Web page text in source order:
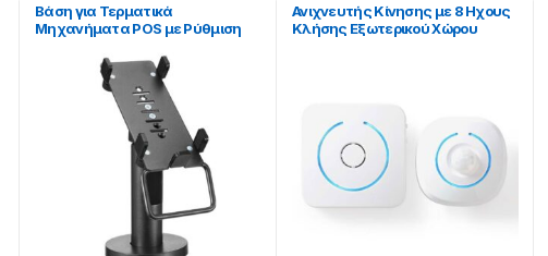
Βάση για Τερματικά
Μηχανήματα POS με Ρύθμιση
Περιστροφή [502221001]
Ανιχνευτής Κίνησης με 8 Ηχους
Κλήσης Εξωτερικού Χώρου